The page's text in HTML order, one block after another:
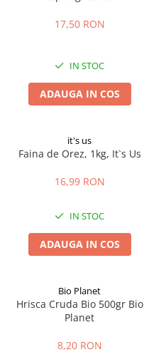
Pentru antrenament
Mama si copilul
Sarcina si alaptare
Cafea verde
Alte produse din Cocos
17,50 RON
IN STOC
ADAUGA IN COS
it's us
Faina de Orez, 1kg, It`s Us
16,99 RON
IN STOC
ADAUGA IN COS
Bio Planet
Hrisca Cruda Bio 500gr Bio
Planet
8,20 RON